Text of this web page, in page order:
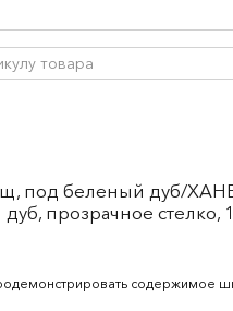
под беленый дуб/
прозрачное стелко,
содержимое